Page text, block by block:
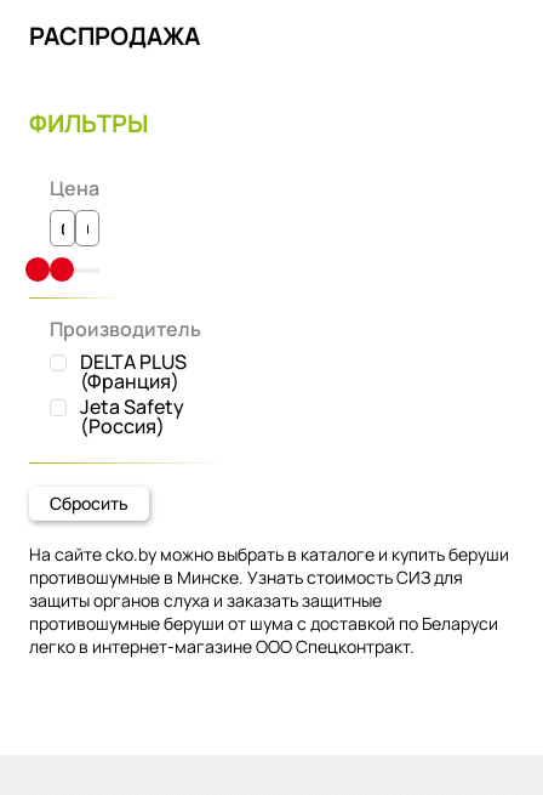
РАСПРОДАЖА
ФИЛЬТРЫ
Цена
Производитель
DELTA PLUS
(Франция)
Jeta Safety
(Россия)
Сбросить
На сайте cko.by можно выбрать в каталоге и купить беруши
противошумные в Минске. Узнать стоимость СИЗ для
защиты органов слуха и заказать защитные
противошумные беруши от шума с доставкой по Беларуси
легко в интернет-магазине ООО Спецконтракт.